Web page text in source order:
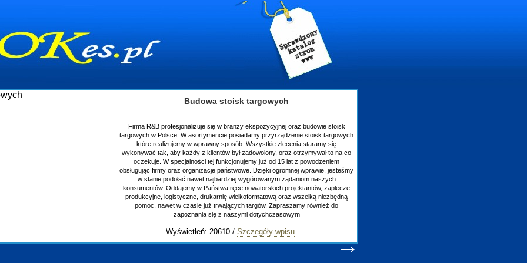
Budowa stoisk targowych
Firma R&B profesjonalizuje się w branży ekspozycyjnej oraz budowie stoisk
targowych w Polsce. W asortymencie posiadamy przyrządzenie stoisk targowych
które realizujemy w wprawny sposób. Wszystkie zlecenia staramy się
wykonywać tak, aby każdy z klientów był zadowolony, oraz otrzymywał to na co
oczekuje. W specjalności tej funkcjonujemy już od 15 lat z powodzeniem
obsługując firmy oraz organizacje państwowe. Dzięki ogromnej wprawie, jesteśmy
w stanie podołać nawet najbardziej wygórowanym żądaniom naszych
konsumentów. Oddajemy w Państwa ręce nowatorskich projektantów, zaplecze
produkcyjne, logistyczne, drukarnię wielkoformatową oraz wszelką niezbędną
pomoc, nawet w czasie już trwających targów. Zapraszamy również do
zapoznania się z naszymi dotychczasowym
Wyświetleń: 20610 / Szczegóły wpisu
→